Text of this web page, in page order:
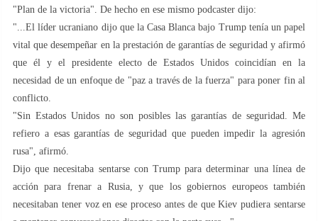
"Plan de la victoria". De hecho en ese mismo podcaster dijo:
"...El líder ucraniano dijo que la Casa Blanca bajo Trump tenía un papel
vital que desempeñar en la prestación de garantías de seguridad y afirmó
que él y el presidente electo de Estados Unidos coincidían en la
necesidad de un enfoque de "paz a través de la fuerza" para poner fin al
conflicto.
"Sin Estados Unidos no son posibles las garantías de seguridad. Me
refiero a esas garantías de seguridad que pueden impedir la agresión
rusa", afirmó.
Dijo que necesitaba sentarse con Trump para determinar una línea de
acción para frenar a Rusia, y que los gobiernos europeos también
necesitaban tener voz en ese proceso antes de que Kiev pudiera sentarse